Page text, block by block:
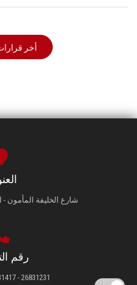
أخر
شارع الخليفة المأمون -
رقم
26831231 - 26831417 - 26831474